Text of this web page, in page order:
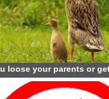
loose your parents or